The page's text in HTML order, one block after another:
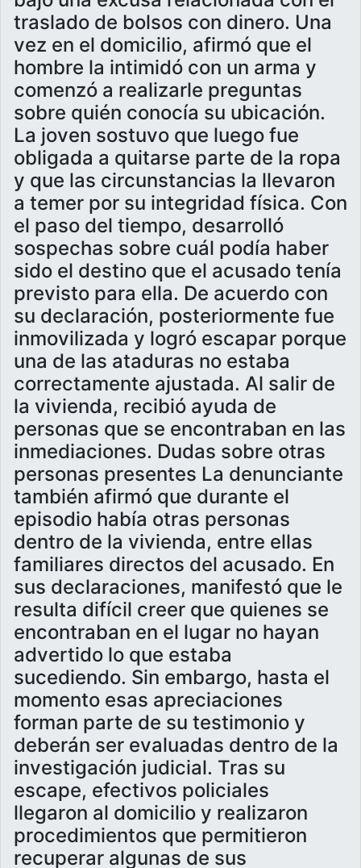
traslado de bolsos con dinero. Una
vez en el domicilio, afirmó que el
hombre la intimidó con un arma y
comenzó a realizarle preguntas
sobre quién conocía su ubicación.
La joven sostuvo que luego fue
obligada a quitarse parte de la ropa
y que las circunstancias la llevaron
a temer por su integridad física. Con
el paso del tiempo, desarrolló
sospechas sobre cuál podía haber
sido el destino que el acusado tenía
previsto para ella. De acuerdo con
su declaración, posteriormente fue
inmovilizada y logró escapar porque
una de las ataduras no estaba
correctamente ajustada. Al salir de
la vivienda, recibió ayuda de
personas que se encontraban en las
inmediaciones. Dudas sobre otras
personas presentes La denunciante
también afirmó que durante el
episodio había otras personas
dentro de la vivienda, entre ellas
familiares directos del acusado. En
sus declaraciones, manifestó que le
resulta difícil creer que quienes se
encontraban en el lugar no hayan
advertido lo que estaba
sucediendo. Sin embargo, hasta el
momento esas apreciaciones
forman parte de su testimonio y
deberán ser evaluadas dentro de la
investigación judicial. Tras su
escape, efectivos policiales
llegaron al domicilio y realizaron
procedimientos que permitieron
recuperar algunas de sus